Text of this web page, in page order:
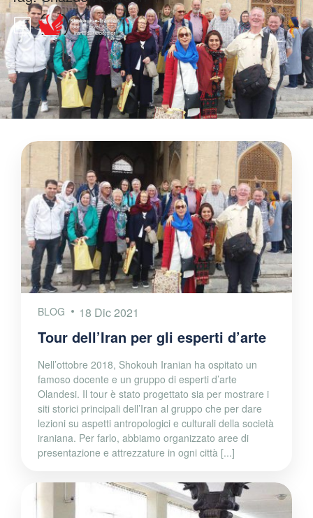
BLOG 18 Dic 2021
Tour dell’Iran per gli esperti d’arte
Nell’ottobre 2018, Shokouh Iranian ha ospitato un
famoso docente e un gruppo di esperti d’arte
Olandesi. Il tour è stato progettato sia per mostrare i
siti storici principali dell’Iran al gruppo che per dare
lezioni su aspetti antropologici e culturali della società
iraniana. Per farlo, abbiamo organizzato aree di
presentazione e attrezzature in ogni città [...]